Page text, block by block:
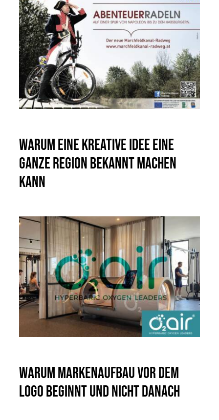
Warum eine kreative Idee eine
ganze Region bekannt machen
kann
Warum Markenaufbau vor dem
Logo beginnt und nicht danach